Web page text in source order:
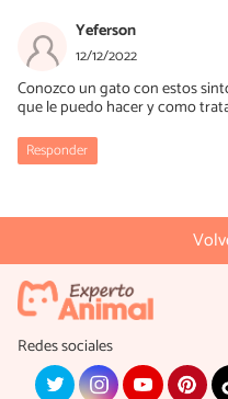
Yeferson
12/12/2022
Conozco un gato con estos
que le puedo hacer y como
Responder
Redes sociales